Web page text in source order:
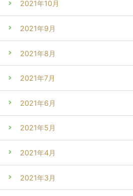
2021年10月
2021年9月
2021年8月
2021年7月
2021年6月
2021年5月
2021年4月
2021年3月